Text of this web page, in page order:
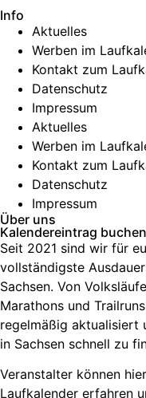
Info
Aktuelles
Werben im
Kontakt zum
Datenschutz
Impressum
Aktuelles
Werben im
Kontakt zum
Datenschutz
Impressum
Über uns
Kalendereintrag buchen
Seit 2021 sind wir für
vollständigste
Sachsen. Von
Marathons und Trailruns
regelmäßig aktualisiert
in Sachsen schnell zu
Veranstalter können
Laufkalender erfahren